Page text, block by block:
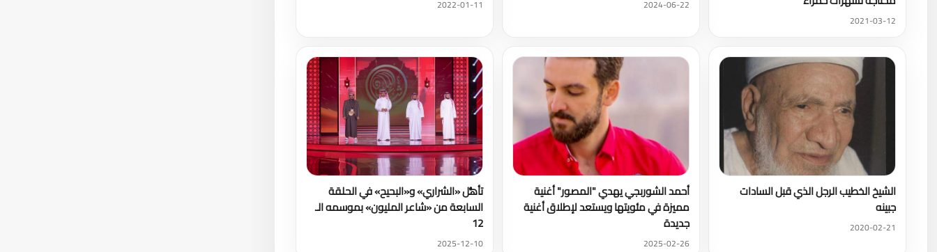
2021-03-12
2024-06-22
2022-01-11
الشيخ الخطيب الرجل الذي قبل السادات
جبينه
2020-02-21
أحمد الشوربجي يهدي "المصور" أغنية
مميزة في مئويتها ويستعد لإطلاق أغنية
جديدة
2025-02-26
تأهُّل «الشراري» و«البحيح» في الحلقة
السابعة من «شاعر المليون» بموسمه الـ
12
2025-12-10